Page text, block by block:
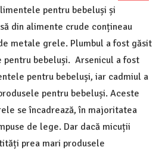
pentru bebeluși și
din alimente crude conțineau
metale grele. Plumbul a fost găsit
bebeluși. Arsenicul a fost
pentru bebeluși, iar cadmiul a
pentru bebeluși. Aceste
se încadrează, în majoritatea
de lege. Dar dacă micuții
prea mari produsele